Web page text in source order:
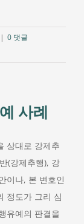
| 0 댓글
사례
상대로 강제추
(강제추행), 강
이나, 본 변호인
정도가 그리 심
유예의 판결을